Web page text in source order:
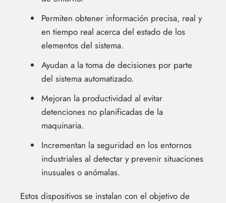
Permiten obtener información precisa, real y
en tiempo real acerca del estado de los
elementos del sistema.
Ayudan a la toma de decisiones por parte
del sistema automatizado.
Mejoran la productividad al evitar
detenciones no planificadas de la
maquinaria.
Incrementan la seguridad en los entornos
industriales al detectar y prevenir situaciones
inusuales o anómalas.
Estos dispositivos se instalan con el objetivo de